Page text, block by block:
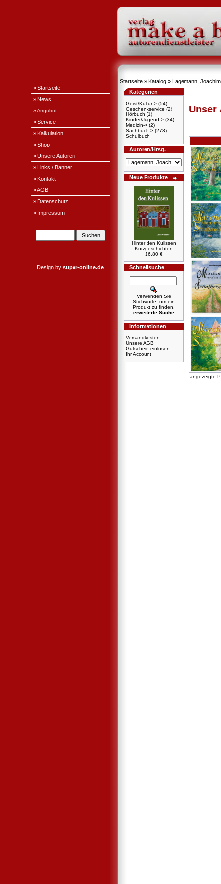
» Startseite
» News
» Angebot
» Service
» Kalkulation
» Shop
» Unsere Autoren
» Links / Banner
» Kontakt
» AGB
» Datenschutz
» Impressum
Design by super-online.de
Startseite » Katalog » Lagemann, Joachim
Kategorien
Geist/Kultur-> (54)
Geschenkservice (2)
Hörbuch (1)
Kinder/Jugend-> (34)
Medizin-> (2)
Sachbuch-> (273)
Schulbuch
Autoren/Hrsg.
Neue Produkte
Hinter den Kulissen
Kurzgeschichten
16,80 €
Schnellsuche
Verwenden Sie
Stichworte, um ein
Produkt zu finden.
erweiterte Suche
Informationen
Versandkosten
Unsere AGB
Gutschein einlösen
Ihr Account
Unser
angezeigte